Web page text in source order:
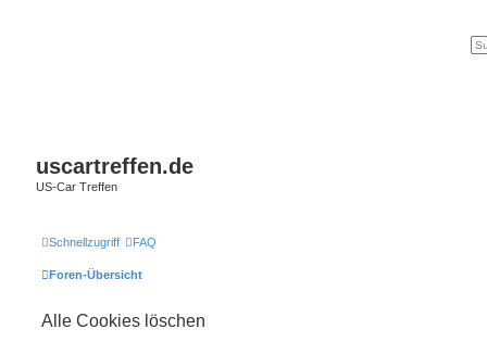
uscartreffen.de
US-Car Treffen
Schnellzugriff FAQ
Foren-Übersicht
Alle Cookies löschen